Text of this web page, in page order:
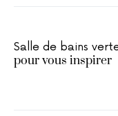
Salle de bains
pour vous inspirer